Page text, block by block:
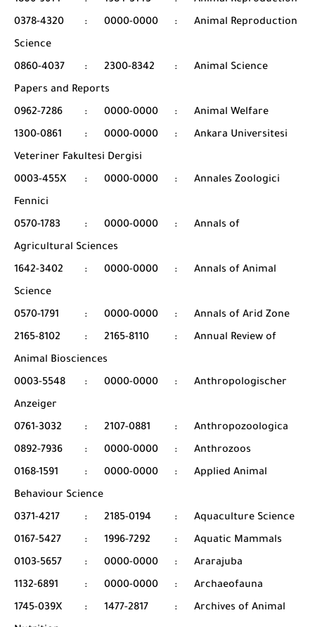
0378-4320
: 0000-0000 :
Animal Reproduction
Science
0860-4037
: 2300-8342 :
Animal Science
Papers and Reports
0962-7286
: 0000-0000 :
Animal Welfare
1300-0861
: 0000-0000 :
Ankara Universitesi
Veteriner Fakultesi Dergisi
0003-455X
: 0000-0000 :
Annales Zoologici
Fennici
0570-1783
: 0000-0000 :
Annals of
Agricultural Sciences
1642-3402
: 0000-0000 :
Annals of Animal
Science
0570-1791
: 0000-0000 :
Annals of Arid Zone
2165-8102
: 2165-8110 :
Annual Review of
Animal Biosciences
0003-5548
: 0000-0000 :
Anthropologischer
Anzeiger
0761-3032
: 2107-0881 :
Anthropozoologica
0892-7936
: 0000-0000 :
Anthrozoos
0168-1591
: 0000-0000 :
Applied Animal
Behaviour Science
0371-4217
: 2185-0194 :
Aquaculture Science
0167-5427
: 1996-7292 :
Aquatic Mammals
0103-5657
: 0000-0000 :
Ararajuba
1132-6891
: 0000-0000 :
Archaeofauna
1745-039X
: 1477-2817 :
Archives of Animal